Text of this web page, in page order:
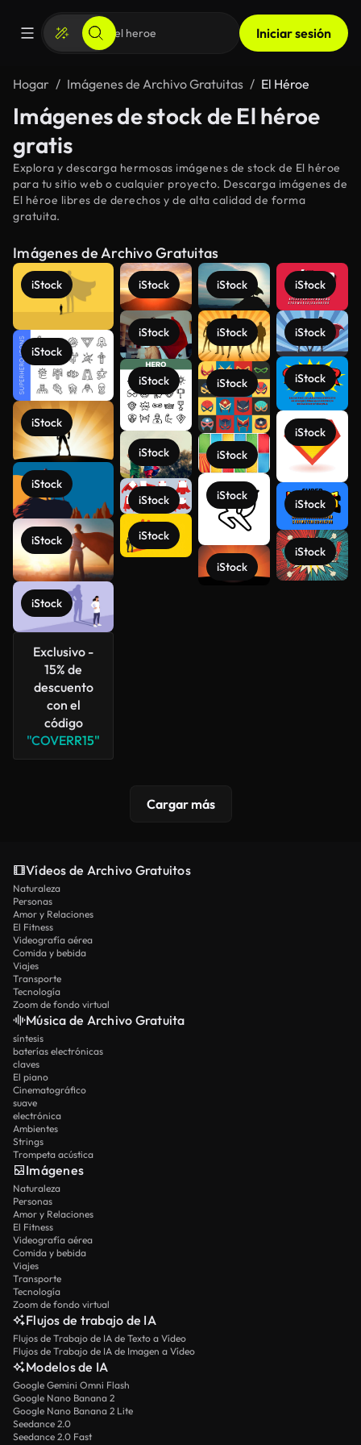
Iniciar sesión
Hogar Imágenes de Archivo Gratuitas El Héroe
Imágenes de stock de El héroe
gratis
Explora y descarga hermosas imágenes de stock de El héroe
para tu sitio web o cualquier proyecto. Descarga imágenes de
El héroe libres de derechos y de alta calidad de forma
gratuita.
Imágenes de Archivo Gratuitas
iStock
iStock
iStock
iStock
iStock
iStock
Exclusivo -
15% de
descuento
con el
código
"COVERR15"
iStock
iStock
iStock
iStock
iStock
iStock
iStock
iStock
iStock
iStock
iStock
iStock
iStock
iStock
iStock
iStock
iStock
iStock
Cargar más
Vídeos de Archivo Gratuitos
Naturaleza
Personas
Amor y Relaciones
El Fitness
Videografía aérea
Comida y bebida
Viajes
Transporte
Tecnología
Zoom de fondo virtual
Música de Archivo Gratuita
síntesis
baterías electrónicas
claves
El piano
Cinematográfico
suave
electrónica
Ambientes
Strings
Trompeta acústica
Imágenes
Naturaleza
Personas
Amor y Relaciones
El Fitness
Videografía aérea
Comida y bebida
Viajes
Transporte
Tecnología
Zoom de fondo virtual
Flujos de trabajo de IA
Flujos de Trabajo de IA de Texto a Vídeo
Flujos de Trabajo de IA de Imagen a Vídeo
Modelos de IA
Google Gemini Omni Flash
Google Nano Banana 2
Google Nano Banana 2 Lite
Seedance 2.0
Seedance 2.0 Fast